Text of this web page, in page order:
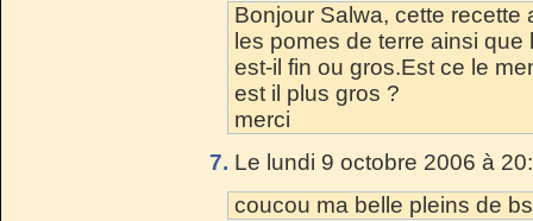
Bonjour Salwa, cette recette
les pomes de terre ainsi
est-il fin ou gros.Est ce le
est il plus gros ?
merci
7. Le lundi 9 octobre 2006 à
coucou ma belle pleins de